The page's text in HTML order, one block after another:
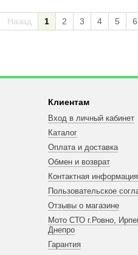
Назад 1 2 3 4 5 6
Клиентам
Вход в личный кабинет
Каталог
Оплата и доставка
Обмен и возврат
Контактная информация
Пользовательское
Отзывы о магазине
Мото СТО г.Ровно,
Днепро
Гарантия